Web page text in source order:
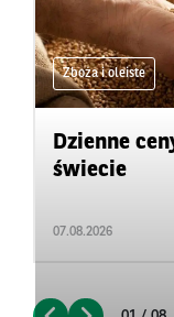
Zboża i oleiste
Dzienne
świecie
07.08.2026